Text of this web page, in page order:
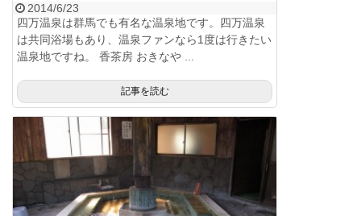
2014/6/23
四万温泉は群馬でも有名な温泉地です。四万温泉
は共同浴場もあり、温泉ファンなら1度は行きたい
温泉地ですね。 香茶房 おきなや ...
記事を読む